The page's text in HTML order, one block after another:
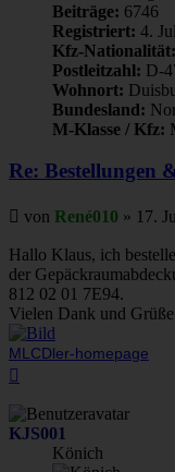
Beiträge: 6746
Registriert: 4.
Kfz-Nationalität:
Postleitzahl: D-
Wohnort:
Bundesland:
M-Klasse / Kfz:
Re: Bestellungen
Beitrag
von René010 » 17.
Hallo Klaus, ich
der
812 02 01 7E94.
Vielen Dank und
MLCDler-homepage
KJS001
Könich